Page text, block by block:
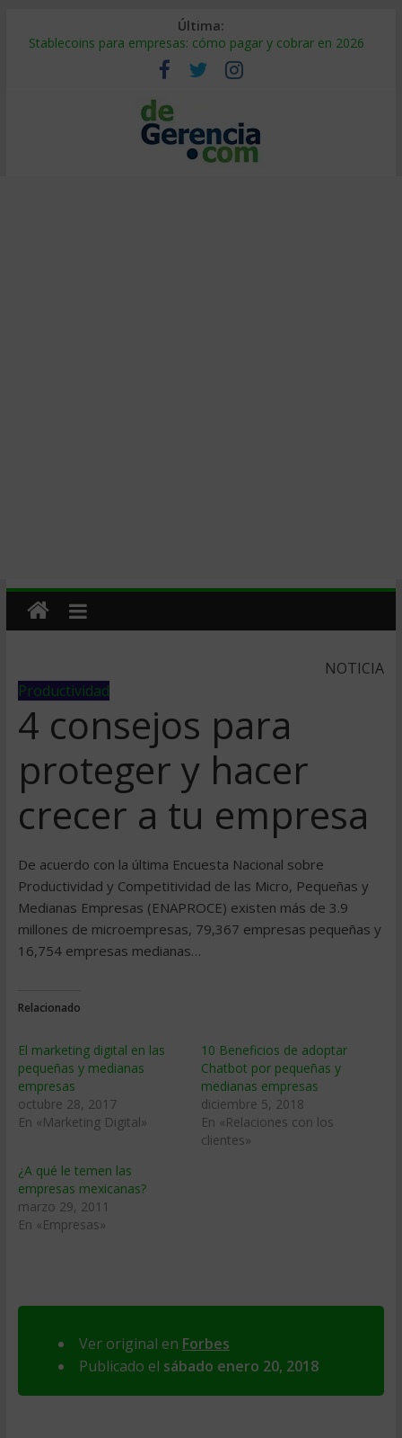
Última:
Stablecoins para empresas: cómo pagar y cobrar en 2026
Despido silencioso: qué es y por qué sale tan caro
IA en selección de personal: cómo auditarla a tiempo
Trabajo forzoso en la cadena de suministro: qué hacer
Mercado hispano de EE. UU.: cómo segmentarlo y venderle
NOTICIA
Productividad
4 consejos para
proteger y hacer
crecer a tu empresa
De acuerdo con la última Encuesta Nacional sobre
Productividad y Competitividad de las Micro, Pequeñas y
Medianas Empresas (ENAPROCE) existen más de 3.9
millones de microempresas, 79,367 empresas pequeñas y
16,754 empresas medianas…
Relacionado
El marketing digital en las
pequeñas y medianas
empresas
octubre 28, 2017
En «Marketing Digital»
10 Beneficios de adoptar
Chatbot por pequeñas y
medianas empresas
diciembre 5, 2018
En «Relaciones con los
clientes»
¿A qué le temen las
empresas mexicanas?
marzo 29, 2011
En «Empresas»
Ver original en Forbes
Publicado el sábado enero 20, 2018